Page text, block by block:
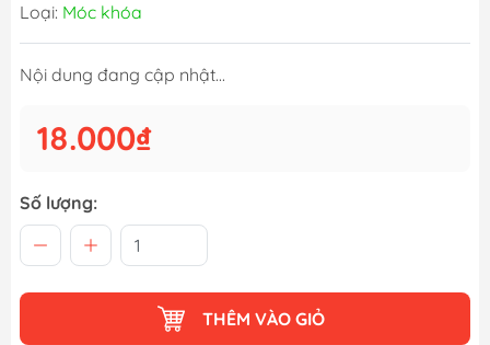
Loại: Móc khóa
Nội dung đang cập nhật...
18.000₫
Số lượng:
THÊM VÀO GIỎ